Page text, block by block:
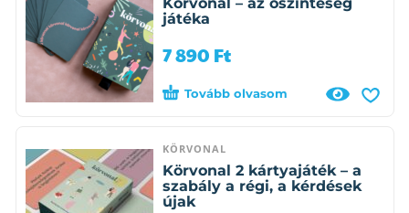
játéka
7 890 Ft
Tovább olvasom
KÖRVONAL
Körvonal 2 kártyajáték – a
szabály a régi, a kérdések
újak